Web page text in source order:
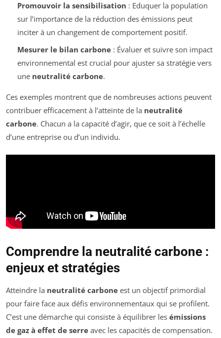
Promouvoir la sensibilisation : Eduquer la population
sur l’importance de la réduction des émissions peut
inciter à un changement de comportement positif.
Mesurer le bilan carbone: Évaluer et suivre son impact
environnemental est crucial pour ajuster sa stratégie vers
une neutralité carbone.
Ces exemples montrent que de nombreuses actions peuvent
contribuer efficacement à l’atteinte de la neutralité
carbone. Chacun a la capacité d’agir, que ce soit à l’échelle
d’une entreprise ou d’un individu.
Comprendre la neutralité carbone :
enjeux et stratégies
Atteindre la neutralité carbone est un objectif primordial
pour faire face aux défis environnementaux qui se profilent.
C’est une démarche qui consiste à équilibrer les émissions
de gaz à effet de serre avec les capacités de compensation.